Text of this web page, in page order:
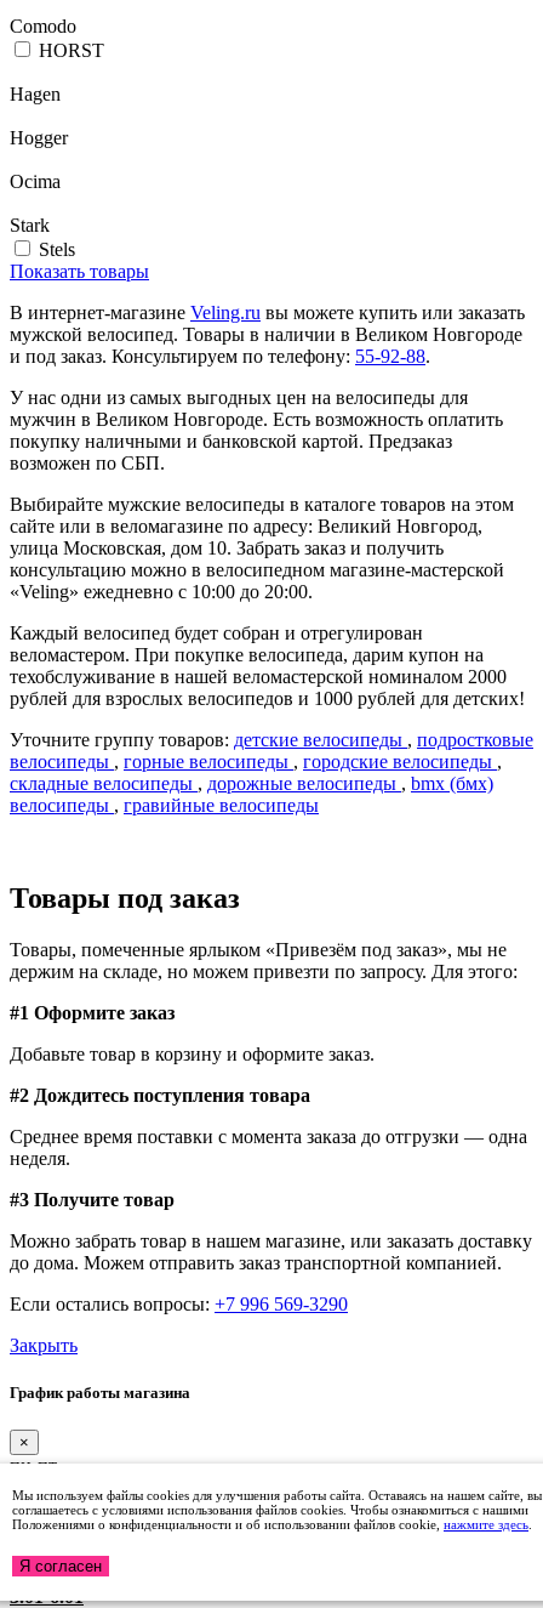
Comodo
HORST
Hagen
Hogger
Ocima
Stark
Stels
Показать товары
В интернет-магазине Veling.ru вы можете купить или заказать
мужской велосипед. Товары в наличии в Великом Новгороде
и под заказ. Консультируем по телефону: 55-92-88.
У нас одни из самых выгодных цен на велосипеды для
мужчин в Великом Новгороде. Есть возможность оплатить
покупку наличными и банковской картой. Предзаказ
возможен по СБП.
Выбирайте мужские велосипеды в каталоге товаров на этом
сайте или в веломагазине по адресу: Великий Новгород,
улица Московская, дом 10. Забрать заказ и получить
консультацию можно в велосипедном магазине-мастерской
«Veling» ежедневно с 10:00 до 20:00.
Каждый велосипед будет собран и отрегулирован
веломастером. При покупке велосипеда, дарим купон на
техобслуживание в нашей веломастерской номиналом 2000
рублей для взрослых велосипедов и 1000 рублей для детских!
Уточните группу товаров: детские велосипеды , подростковые
велосипеды , горные велосипеды , городские велосипеды ,
складные велосипеды , дорожные велосипеды , bmx (бмх)
велосипеды , гравийные велосипеды
Товары под заказ
Товары, помеченные ярлыком «Привезём под заказ», мы не
держим на складе, но можем привезти по запросу. Для этого:
#1 Оформите заказ
Добавьте товар в корзину и оформите заказ.
#2 Дождитесь поступления товара
Среднее время поставки с момента заказа до отгрузки — одна
неделя.
#3 Получите товар
Можно забрать товар в нашем магазине, или заказать доставку
до дома. Можем отправить заказ транспортной компанией.
Если остались вопросы: +7 996 569-3290
Закрыть
График работы магазина
×
пн-пт
9:00 – 17:00
сб
10:00 – 14:00
31.12-2.01
ВЫХОДНЫЕ
3.01-6.01
Мы используем файлы cookies для улучшения работы сайта. Оставаясь на нашем сайте, вы
соглашаетесь с условиями использования файлов cookies. Чтобы ознакомиться с нашими
Положениями о конфиденциальности и об использовании файлов cookie, нажмите здесь
Я согласен